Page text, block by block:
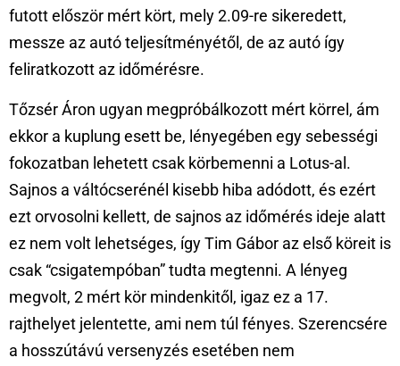
futott először mért kört, mely 2.09-re sikeredett,
messze az autó teljesítményétől, de az autó így
feliratkozott az időmérésre.
Tőzsér Áron ugyan megpróbálkozott mért körrel, ám
ekkor a kuplung esett be, lényegében egy sebességi
fokozatban lehetett csak körbemenni a Lotus-al.
Sajnos a váltócserénél kisebb hiba adódott, és ezért
ezt orvosolni kellett, de sajnos az időmérés ideje alatt
ez nem volt lehetséges, így Tim Gábor az első köreit is
csak “csigatempóban” tudta megtenni. A lényeg
megvolt, 2 mért kör mindenkitől, igaz ez a 17.
rajthelyet jelentette, ami nem túl fényes. Szerencsére
a hosszútávú versenyzés esetében nem